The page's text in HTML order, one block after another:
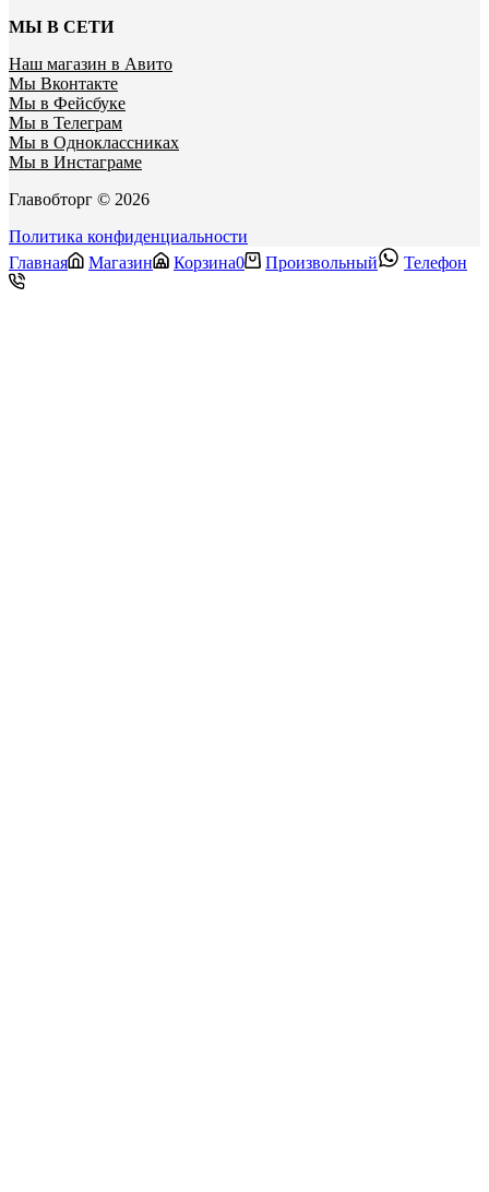
МЫ В СЕТИ
Наш магазин в Авито
Мы Вконтакте
Мы в Фейсбуке
Мы в Телеграм
Мы в Одноклассниках
Мы в Инстаграме
Главобторг © 2026
Политика конфиденциальности
Главная
Магазин Корзина0 Произвольный Телефон